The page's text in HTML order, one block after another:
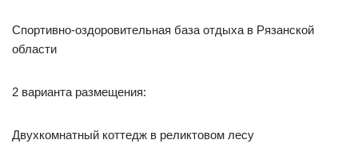
Спортивно-оздоровительная база отдыха в Рязанской
области
2 варианта размещения:
Двухкомнатный коттедж в реликтовом лесу